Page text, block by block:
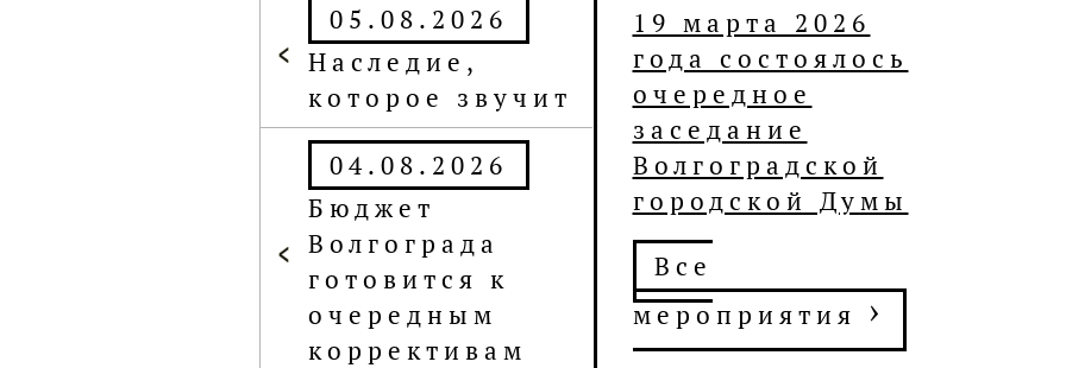
05.08.2026
Наследие,
которое звучит
04.08.2026
Бюджет
Волгограда
готовится к
очередным
коррективам
19 марта 2026
года состоялось
очередное
заседание
Волгоградской
городской Думы
Все
мероприятия ›